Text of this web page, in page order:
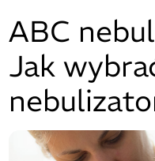
ABC
Jak